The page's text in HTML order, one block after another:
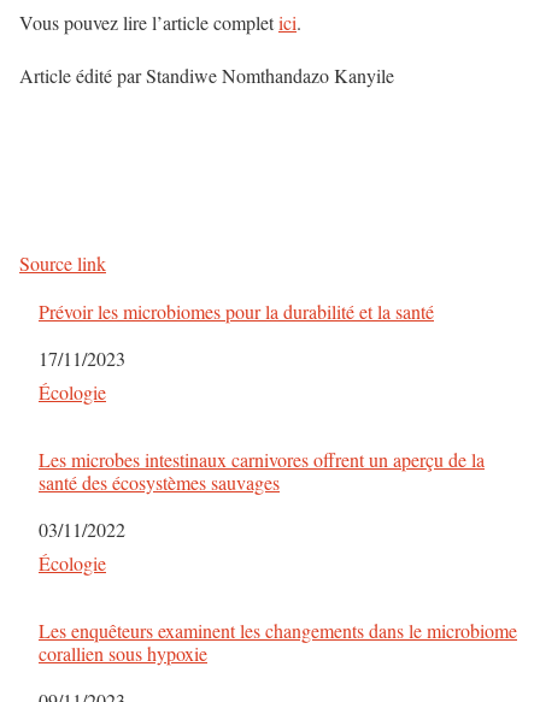
Vous pouvez lire l’article completici.
Article édité par Standiwe Nomthandazo Kanyile
Source link
Prévoir les microbiomes pour la durabilité et la santé
Date
17/11/2023
Par rapport à
Écologie
Les microbes intestinaux carnivores offrent un aperçu de la
santé des écosystèmes sauvages
Date
03/11/2022
Par rapport à
Écologie
Les enquêteurs examinent les changements dans le microbiome
corallien sous hypoxie